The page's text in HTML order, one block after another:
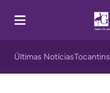
Últimas NotíciasTocantins